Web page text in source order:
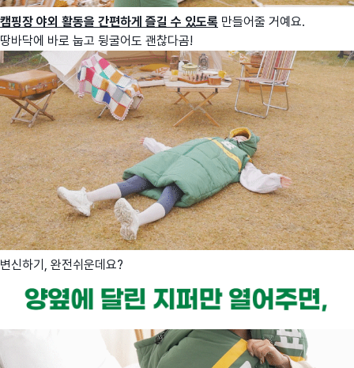
캠핑장 야외 활동을 간편하게 즐길 수 있도록 만들어줄 거예요.
땅바닥에 바로 눕고 뒹굴어도 괜찮다곰!
변신하기, 완전쉬운데요?